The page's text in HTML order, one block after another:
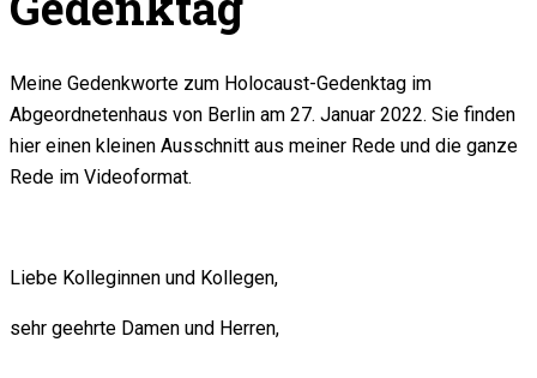
Meine Gedenkworte zum Holocaust-Gedenktag im
Abgeordnetenhaus von Berlin am 27. Januar 2022. Sie finden
hier einen kleinen Ausschnitt aus meiner Rede und die ganze
Rede im Videoformat.
Liebe Kolleginnen und Kollegen,
sehr geehrte Damen und Herren,